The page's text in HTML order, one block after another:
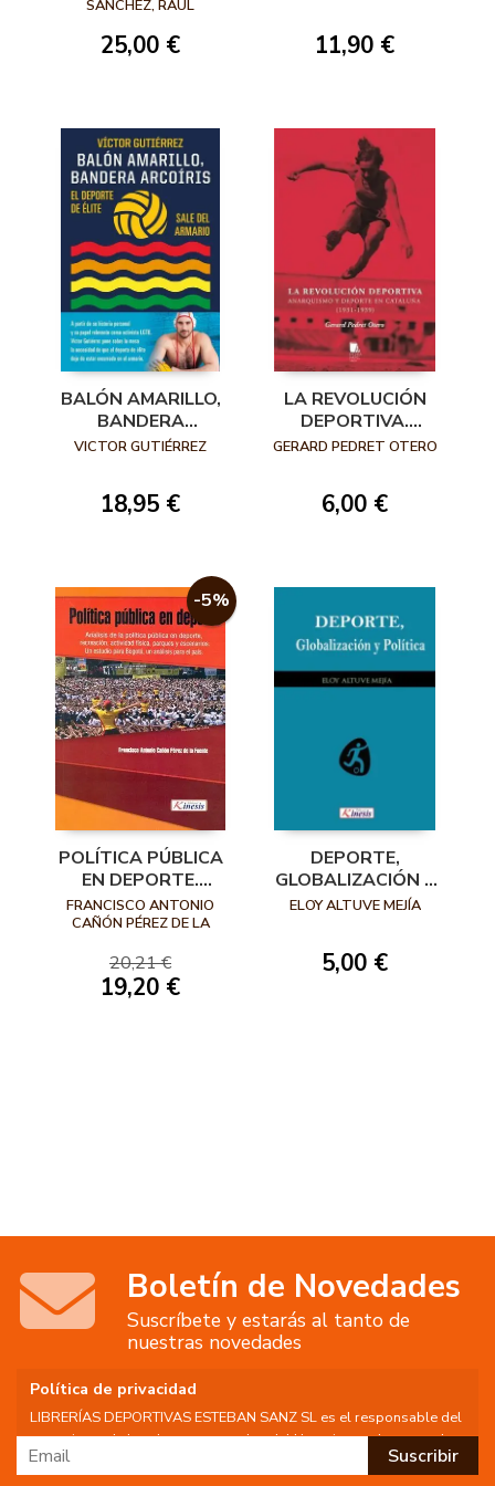
SÁNCHEZ, RAÚL
25,00 € 11,90 €
BALÓN AMARILLO,
BANDERA
ARCOÍRIS
VICTOR GUTIÉRREZ
18,95 €
LA REVOLUCIÓN
DEPORTIVA.
ANARQUISMO Y
1939)
GERARD PEDRET OTERO
6,00 €
-5%
POLÍTICA PÚBLICA
EN DEPORTE.
ANÁLISIS DE LA
POLÍTICA PÚBLICA
RECREACIÓN,
ACTIVIDAD FÍSICA,
FRANCISCO ANTONIO
CAÑÓN PÉREZ DE LA
20,21 €
19,20 €
DEPORTE,
GLOBALIZACIÓN Y
POLÍTICA
ELOY ALTUVE MEJÍA
5,00 €
Boletín de Novedades
Suscríbete y estarás al tanto de
nuestras novedades
Política de privacidad
LIBRERÍAS DEPORTIVAS ESTEBAN SANZ SL es el responsable del
tratamiento de los datos personales del Usuario, por lo que se le
facilita la siguiente información del tratamiento: